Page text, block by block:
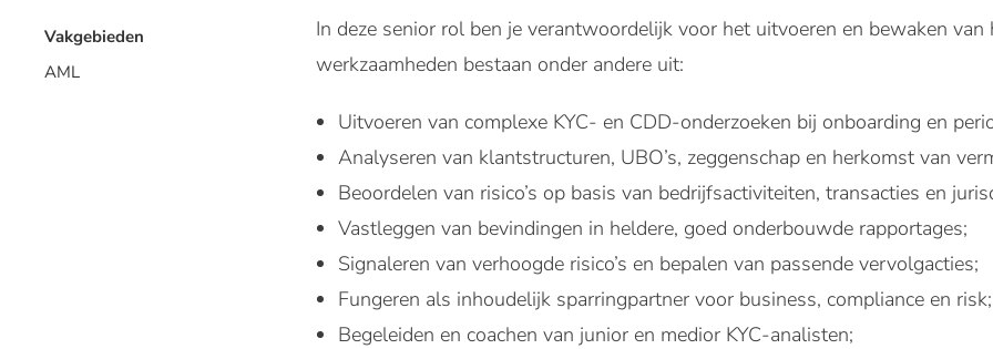
Vakgebieden
AML
In deze senior rol ben je verantwoordelijk voor het uitvoeren en bewaken van
werkzaamheden bestaan onder andere uit:
Uitvoeren van complexe KYC- en CDD-onderzoeken bij onboarding en
Analyseren van klantstructuren, UBO’s, zeggenschap en herkomst van
Beoordelen van risico’s op basis van bedrijfsactiviteiten, transacties en
Vastleggen van bevindingen in heldere, goed onderbouwde rapportages;
Signaleren van verhoogde risico’s en bepalen van passende vervolgacties;
Fungeren als inhoudelijk sparringpartner voor business, compliance en risk;
Begeleiden en coachen van junior en medior KYC-analisten;